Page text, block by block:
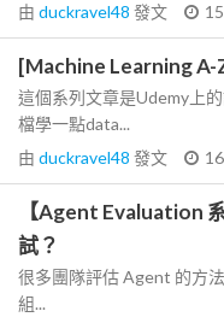
由 duckravel48 發文
[Machine Learning A-
這個系列文章是Udemy上
檔學一點data...
由 duckravel48 發文
【Agent Evaluation
試？
很多團隊評估 Agent 的方
組...